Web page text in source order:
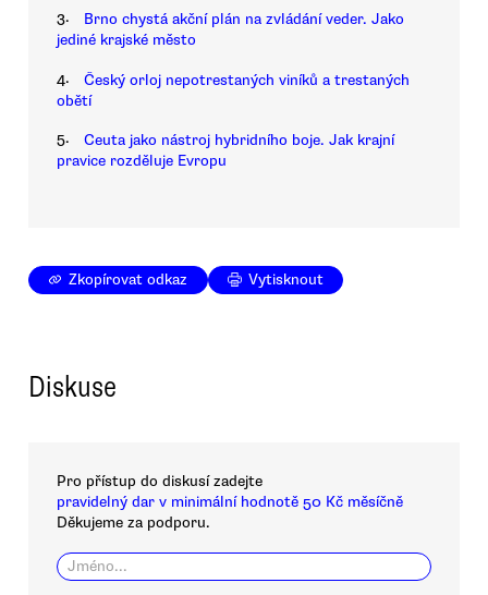
3.
Brno chystá akční plán na zvládání veder. Jako
jediné krajské město
4.
Český orloj nepotrestaných viníků a trestaných
obětí
5.
Ceuta jako nástroj hybridního boje. Jak krajní
pravice rozděluje Evropu
Zkopírovat odkaz Vytisknout
Diskuse
Pro přístup do diskusí zadejte
pravidelný dar v minimální hodnotě 50 Kč měsíčně
Děkujeme za podporu.